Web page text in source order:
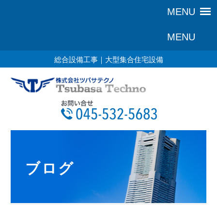
総合設備工事｜大型集合住宅設備
ブログ